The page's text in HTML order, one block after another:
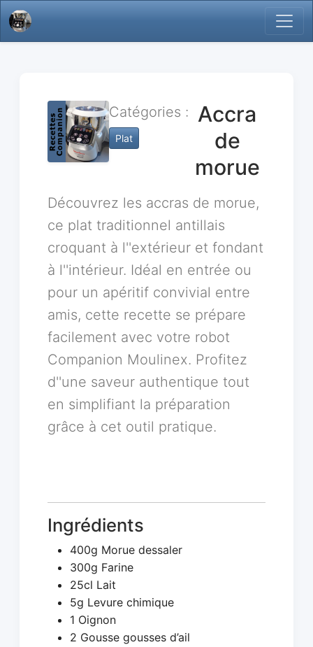
Catégories :
Plat
Accra
de
morue
Découvrez les accras de morue,
ce plat traditionnel antillais
croquant à l''extérieur et fondant
à l''intérieur. Idéal en entrée ou
pour un apéritif convivial entre
amis, cette recette se prépare
facilement avec votre robot
Companion Moulinex. Profitez
d''une saveur authentique tout
en simplifiant la préparation
grâce à cet outil pratique.
Ingrédients
400g Morue dessaler
300g Farine
25cl Lait
5g Levure chimique
1 Oignon
2 Gousse gousses d’ail